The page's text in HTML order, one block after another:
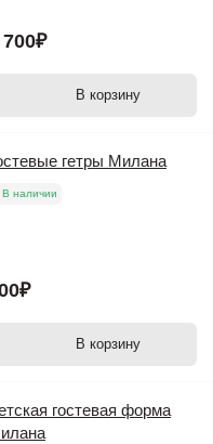
В корзину
гетры Милана
В наличии
В корзину
гостевая форма